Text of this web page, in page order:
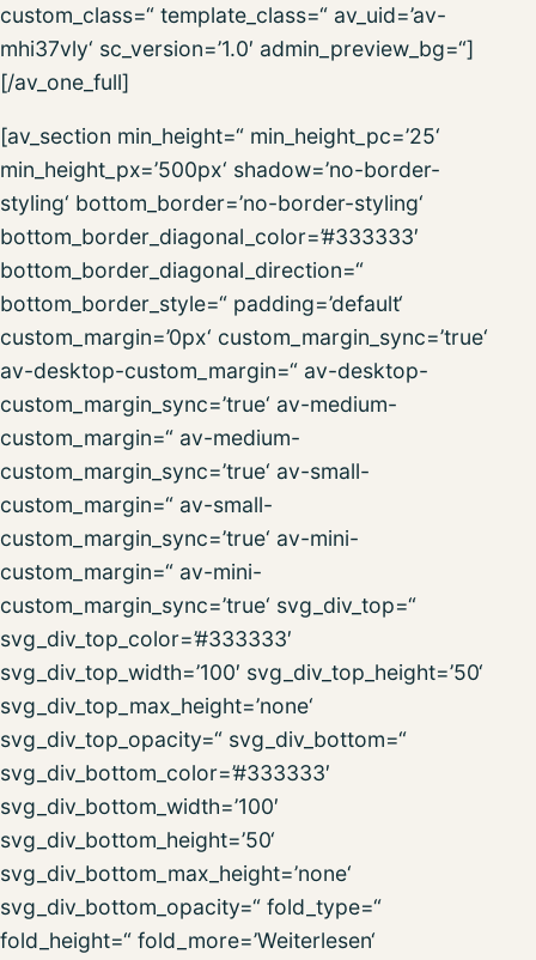
custom_class=“ template_class=“ av_uid=’av-
mhi37vly‘ sc_version=’1.0′ admin_preview_bg=“]
[/av_one_full]
[av_section min_height=“ min_height_pc=’25‘
min_height_px=’500px‘ shadow=’no-border-
styling‘ bottom_border=’no-border-styling‘
bottom_border_diagonal_color=’#333333′
bottom_border_diagonal_direction=“
bottom_border_style=“ padding=’default‘
custom_margin=’0px‘ custom_margin_sync=’true‘
av-desktop-custom_margin=“ av-desktop-
custom_margin_sync=’true‘ av-medium-
custom_margin=“ av-medium-
custom_margin_sync=’true‘ av-small-
custom_margin=“ av-small-
custom_margin_sync=’true‘ av-mini-
custom_margin=“ av-mini-
custom_margin_sync=’true‘ svg_div_top=“
svg_div_top_color=’#333333′
svg_div_top_width=’100′ svg_div_top_height=’50‘
svg_div_top_max_height=’none‘
svg_div_top_opacity=“ svg_div_bottom=“
svg_div_bottom_color=’#333333′
svg_div_bottom_width=’100′
svg_div_bottom_height=’50‘
svg_div_bottom_max_height=’none‘
svg_div_bottom_opacity=“ fold_type=“
fold_height=“ fold_more=’Weiterlesen‘